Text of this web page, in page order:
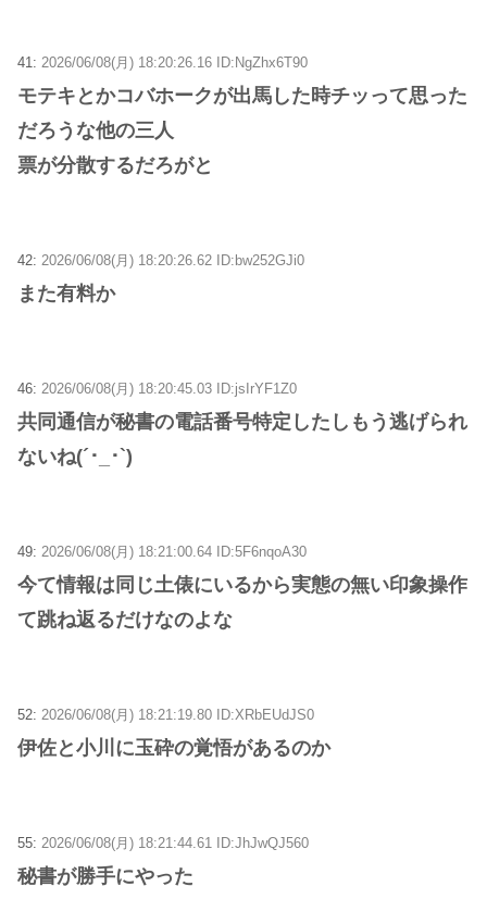
41: 2026/06/08(月) 18:20:26.16 ID:NgZhx6T90
モテキとかコバホークが出馬した時チッって思った
だろうな他の三人
票が分散するだろがと
42: 2026/06/08(月) 18:20:26.62 ID:bw252GJi0
また有料か
46: 2026/06/08(月) 18:20:45.03 ID:jsIrYF1Z0
共同通信が秘書の電話番号特定したしもう逃げられ
ないね(´･_･`)
49: 2026/06/08(月) 18:21:00.64 ID:5F6nqoA30
今て情報は同じ土俵にいるから実態の無い印象操作
て跳ね返るだけなのよな
52: 2026/06/08(月) 18:21:19.80 ID:XRbEUdJS0
伊佐と小川に玉砕の覚悟があるのか
55: 2026/06/08(月) 18:21:44.61 ID:JhJwQJ560
秘書が勝手にやった